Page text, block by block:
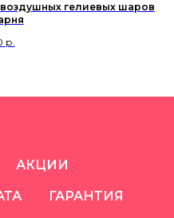
гелиевых шаров
р.
АКЦИИ
ГАРАНТИЯ